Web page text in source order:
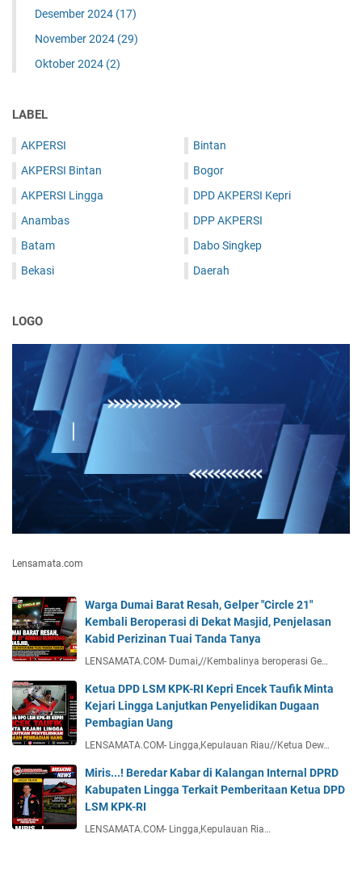
Desember 2024 (17)
November 2024 (29)
Oktober 2024 (2)
LABEL
AKPERSI
AKPERSI Bintan
AKPERSI Lingga
Anambas
Batam
Bekasi
Bintan
Bogor
DPD AKPERSI Kepri
DPP AKPERSI
Dabo Singkep
Daerah
LOGO
Lensamata.com
Warga Dumai Barat Resah, Gelper "Circle 21"
Kembali Beroperasi di Dekat Masjid, Penjelasan
Kabid Perizinan Tuai Tanda Tanya
LENSAMATA.COM- Dumai,//Kembalinya beroperasi Ge…
Ketua DPD LSM KPK-RI Kepri Encek Taufik Minta
Kejari Lingga Lanjutkan Penyelidikan Dugaan
Pembagian Uang
LENSAMATA.COM- Lingga,Kepulauan Riau//Ketua Dew…
Miris...! Beredar Kabar di Kalangan Internal DPRD
Kabupaten Lingga Terkait Pemberitaan Ketua DPD
LSM KPK-RI
LENSAMATA.COM- Lingga,Kepulauan Ria…